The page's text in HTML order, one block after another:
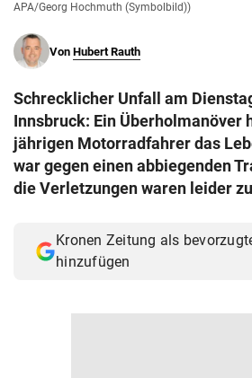
APA/Georg Hochmuth (Symbolbild))
Von Hubert Rauth
Schrecklicher Unfall am
Innsbruck: Ein Überholmanöver
jährigen Motorradfahrer das
war gegen einen abbiegenden
die Verletzungen waren leider
Kronen Zeitung als
hinzufügen